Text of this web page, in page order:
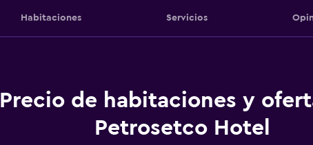
Habitaciones Servicios
Precio de habitaciones y
Petrosetco Hotel